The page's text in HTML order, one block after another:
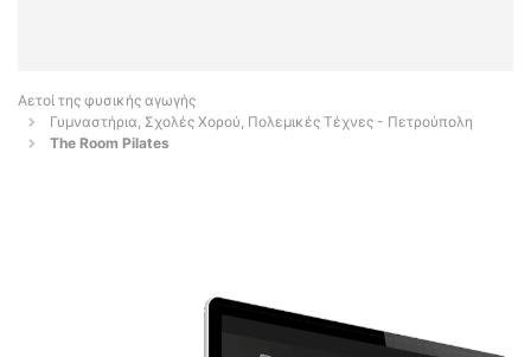
Αετοί της φυσικής αγωγής
Γυμναστήρια, Σχολές Χορού, Πολεμικές Τέχνες - Πετρούπολη
The Room Pilates